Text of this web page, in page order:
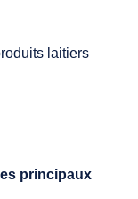
laitiers
principaux